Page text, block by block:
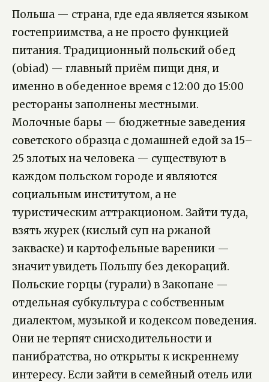
Польша — страна, где еда является языком
гостеприимства, а не просто функцией
питания. Традиционный польский обед
(obiad) — главный приём пищи дня, и
именно в обеденное время с 12:00 до 15:00
рестораны заполнены местными.
Молочные бары — бюджетные заведения
советского образца с домашней едой за 15–
25 злотых на человека — существуют в
каждом польском городе и являются
социальным институтом, а не
туристическим аттракционом. Зайти туда,
взять журек (кислый суп на ржаной
закваске) и картофельные вареники —
значит увидеть Польшу без декораций.
Польские горцы (гурали) в Закопане —
отдельная субкультура с собственным
диалектом, музыкой и кодексом поведения.
Они не терпят снисходительности и
панибратства, но открыты к искреннему
интересу. Если зайти в семейный отель или